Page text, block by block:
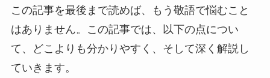
この記事を最後まで読めば、もう敬語で悩むこと
はありません。この記事では、以下の点につい
て、どこよりも分かりやすく、そして深く解説し
ていきます。